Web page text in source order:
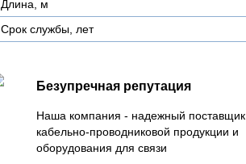
Длина, м
Срок службы, лет
Безупречная репутация
Наша компания - надежный поставщик
кабельно-проводниковой продукции и
оборудования для связи